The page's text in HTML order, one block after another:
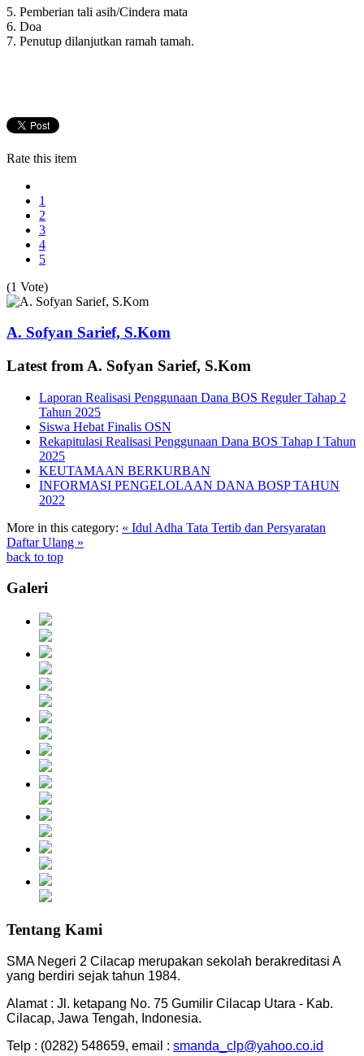
5. Pemberian tali asih/Cindera mata
6. Doa
7. Penutup dilanjutkan ramah tamah.
Rate this item
1
2
3
4
5
(1 Vote)
A. Sofyan Sarief, S.Kom
Latest from A. Sofyan Sarief, S.Kom
Laporan Realisasi Penggunaan Dana BOS Reguler Tahap 2
Tahun 2025
Siswa Hebat Finalis OSN
Rekapitulasi Realisasi Penggunaan Dana BOS Tahap I Tahun
2025
KEUTAMAAN BERKURBAN
INFORMASI PENGELOLAAN DANA BOSP TAHUN
2022
More in this category: « Idul Adha Tata Tertib dan Persyaratan
Daftar Ulang »
back to top
Galeri
Tentang Kami
SMA Negeri 2 Cilacap merupakan sekolah berakreditasi A
yang berdiri sejak tahun 1984.
Alamat : Jl. ketapang No. 75 Gumilir Cilacap Utara - Kab.
Cilacap, Jawa Tengah, Indonesia.
Telp : (0282) 548659, email : smanda_clp@yahoo.co.id